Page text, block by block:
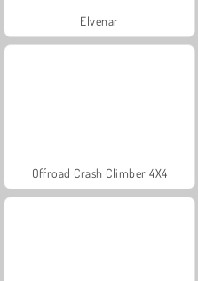
Elvenar
Offroad Crash Climber 4X4